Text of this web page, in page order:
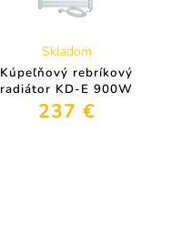
Kúpeľňový rebríkový
radiátor KD-E 900W
Skladom
237 €